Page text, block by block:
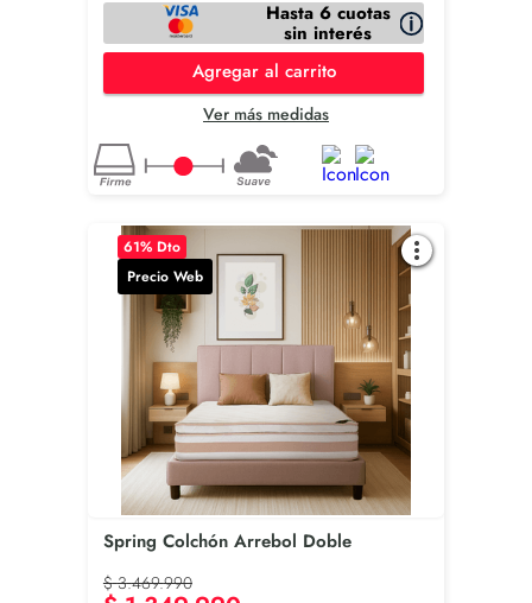
Hasta 6 cuotas
sin interés
Agregar al carrito
Ver más medidas
61% Dto
Precio Web
Spring Colchón Arrebol Doble
$ 3.469.990